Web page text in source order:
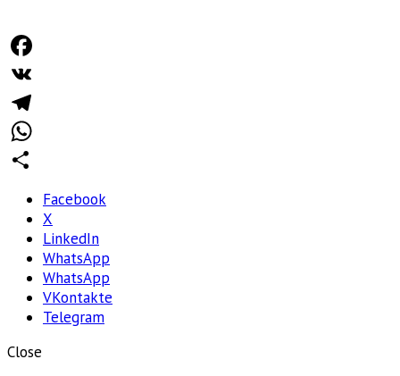
Facebook
VK
Telegram
WhatsApp
Facebook
X
LinkedIn
WhatsApp
WhatsApp
VKontakte
Telegram
Close